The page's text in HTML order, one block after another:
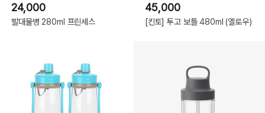
24,000
빨대물병 280ml 프린세스
45,000
[킨토] 투고 보틀 480ml (옐로우)